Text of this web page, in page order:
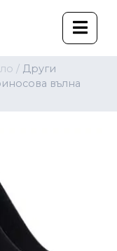
/ Други
вълна